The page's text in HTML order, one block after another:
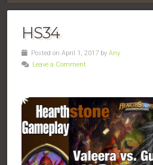
HS34
Posted on April 1, 2017 by Any
Leave a Comment